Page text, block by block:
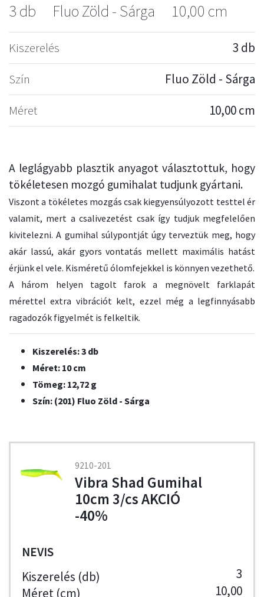
3 db Fluo Zöld - Sárga 10,00 cm
Kiszerelés
3 db
Szín
Fluo Zöld - Sárga
Méret
10,00 cm
A leglágyabb plasztik anyagot választottuk, hogy
tökéletesen mozgó gumihalat tudjunk gyártani.
Viszont a tökéletes mozgás csak kiegyensúlyozott testtel ér
valamit, mert a csalivezetést csak így tudjuk megfelelően
kivitelezni. A gumihal súlypontját úgy terveztük meg, hogy
akár lassú, akár gyors vontatás mellett maximális hatást
érjünk el vele. Kisméretű ólomfejekkel is könnyen vezethető.
A három helyen tagolt farok a megnövelt farklapát
mérettel extra vibrációt kelt, ezzel még a legfinnyásabb
ragadozók figyelmét is felkeltik.
Kiszerelés: 3 db
Méret: 10 cm
Tömeg: 12,72 g
Szín: (201) Fluo Zöld - Sárga
9210-201
Vibra Shad Gumihal
10cm 3/cs AKCIÓ
-40%
NEVIS
3
10,00